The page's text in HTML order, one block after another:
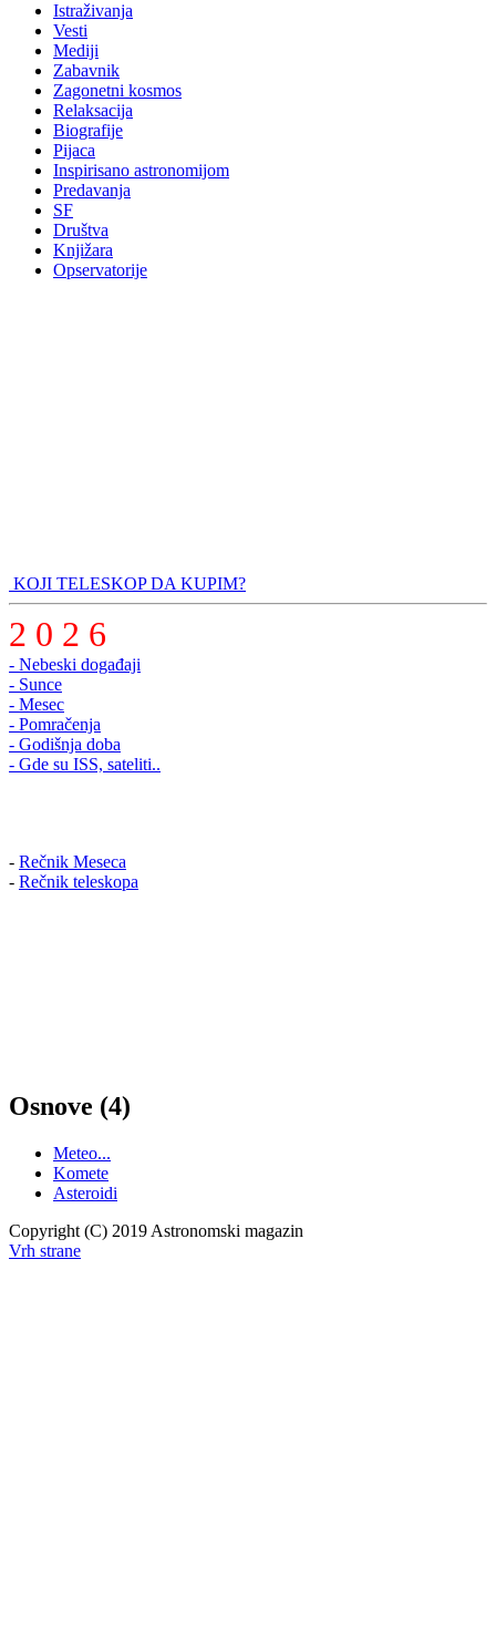
Istraživanja
Vesti
Mediji
Zabavnik
Zagonetni kosmos
Relaksacija
Biografije
Pijaca
Inspirisano astronomijom
Predavanja
SF
Društva
Knjižara
Opservatorije
KOJI TELESKOP DA KUPIM?
2 0 2 6
- Nebeski događaji
- Sunce
- Mesec
- Pomračenja
- Godišnja doba
- Gde su ISS, sateliti..
- Rečnik Meseca
- Rečnik teleskopa
Osnove (4)
Meteo...
Komete
Asteroidi
Copyright (C) 2019 Astronomski magazin
Vrh strane